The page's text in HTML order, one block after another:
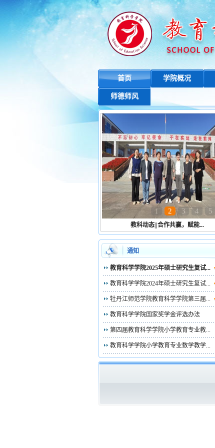
首页 学院概况
师德师风
1 2 3 4 5
教科动态||合作共赢，赋能...
通知
教育科学学院2025年硕士研究生复试...
教育科学学院2024年硕士研究生复试...
牡丹江师范学院教育科学学院第三届...
教育科学学院国家奖学金评选办法
第四届教育科学学院小学教育专业教...
教育科学学院小学教育专业数学教学...